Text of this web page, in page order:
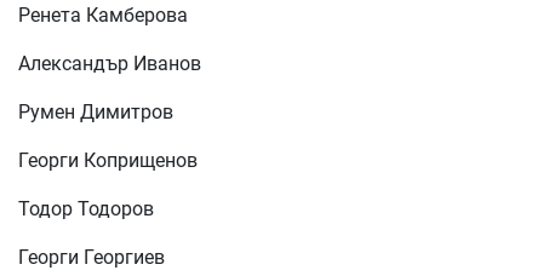
Ренета Камберова
Александър Иванов
Румен Димитров
Георги Коприщенов
Тодор Тодоров
Георги Георгиев